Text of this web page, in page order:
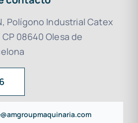
Polígono Industrial Catex
08640 Olesa de